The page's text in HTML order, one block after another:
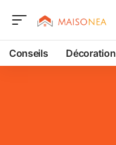
Conseils Décoration